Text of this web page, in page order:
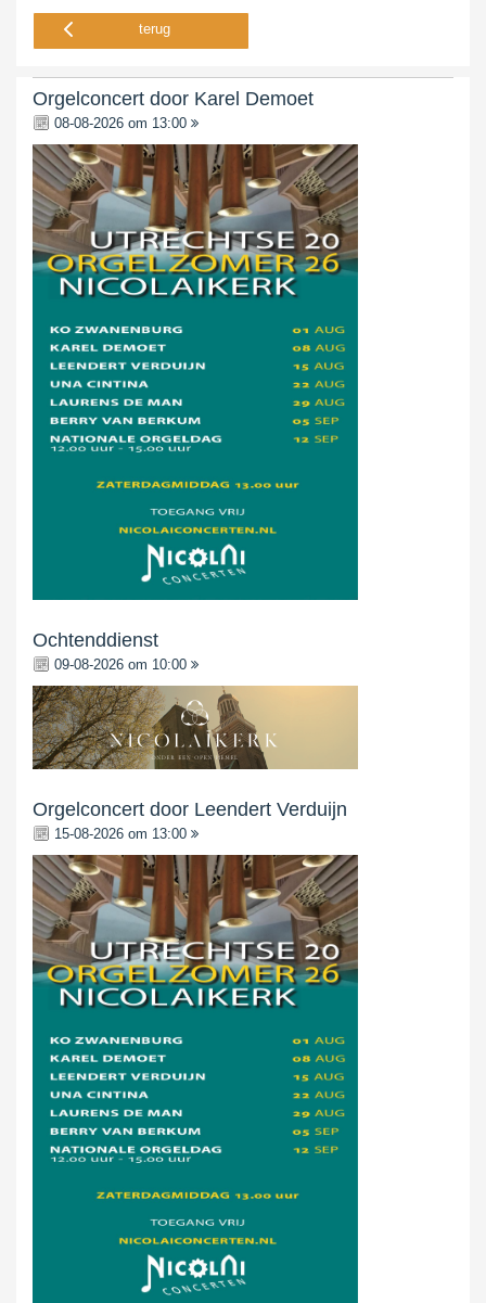
terug
Orgelconcert door Karel Demoet
08-08-2026 om 13:00
Ochtenddienst
09-08-2026 om 10:00
Orgelconcert door Leendert Verduijn
15-08-2026 om 13:00